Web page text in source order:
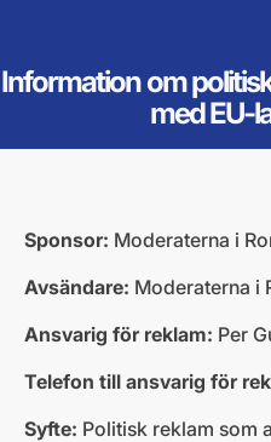
Information om
med EU-
Sponsor: Moderaterna i
Avsändare: Moderaterna i
Ansvarig för reklam: Per
Telefon till ansvarig för
Syfte: Politisk reklam som